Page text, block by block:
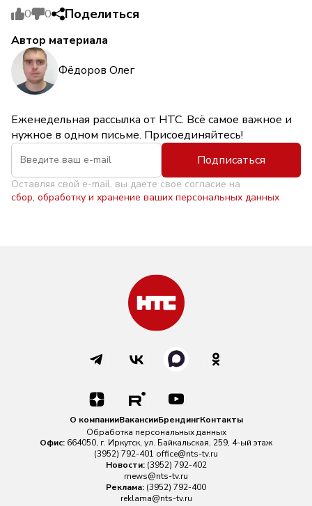
0 0 Поделиться
Автор материала
Фёдоров Олег
Еженедельная рассылка от НТС. Всё самое важное и
нужное в одном письме. Присоединяйтесь!
Подписаться
Оставляя свой e-mail, вы даете свое согласие на
сбор, обработку и хранение ваших персональных данных
О компанииВакансииБрендингКонтакты
Обработка персональных данных
Офис: 664050, г. Иркутск, ул. Байкальская, 259, 4-ый этаж
(3952) 792-401 office@nts-tv.ru
Новости: (3952) 792-402
rnews@nts-tv.ru
Реклама: (3952) 792-400
reklama@nts-tv.ru